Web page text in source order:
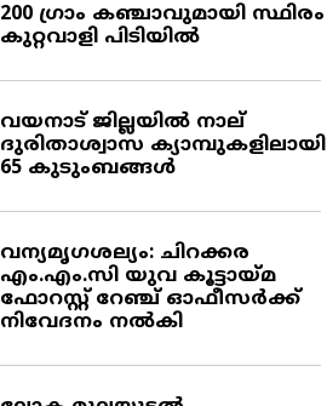
200 ഗ്രാം കഞ്ചാവുമായി സ്ഥിരം
കുറ്റവാളി പിടിയില്‍
വയനാട് ജില്ലയില്‍ നാല്
ദുരിതാശ്വാസ ക്യാമ്പുകളിലായി
65 കുടുംബങ്ങള്‍
വന്യമൃഗശല്യം: ചിറക്കര
എം.എം.സി യുവ കൂട്ടായ്മ
ഫോറസ്റ്റ് റേഞ്ച് ഓഫീസര്‍ക്ക്
നിവേദനം നല്‍കി